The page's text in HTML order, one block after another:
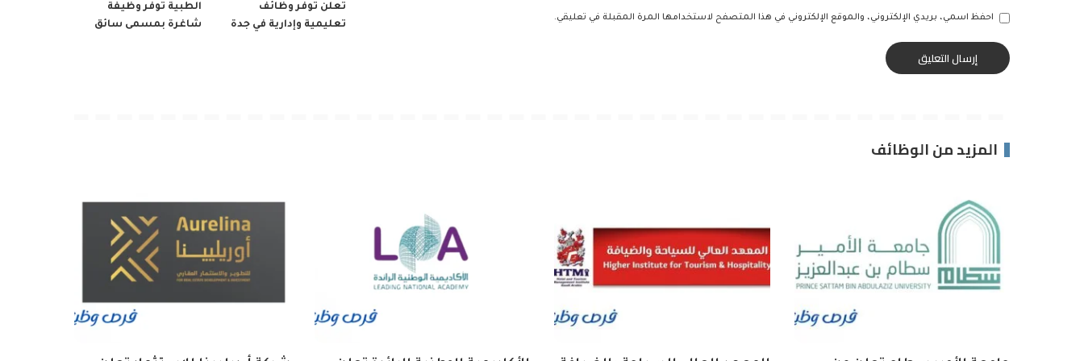
احفظ اسمي، بريدي الإلكتروني، والموقع الإلكتروني في هذا المتصفح لاستخدامها المرة المقبلة في تعليقي.
تعلن توفر وظائف
تعليمية وإدارية في جدة
الطبية توفر وظيفة
شاغرة بمسمى سائق
المزيد من الوظائف